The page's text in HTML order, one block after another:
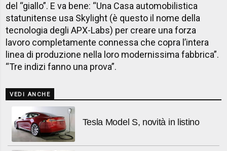
del “giallo”. E va bene: “Una Casa automobilistica
statunitense usa Skylight (è questo il nome della
tecnologia degli APX-Labs) per creare una forza
lavoro completamente connessa che copra l’intera
linea di produzione nella loro modernissima fabbrica”.
“Tre indizi fanno una prova”.
VEDI ANCHE
Tesla Model S, novità in listino